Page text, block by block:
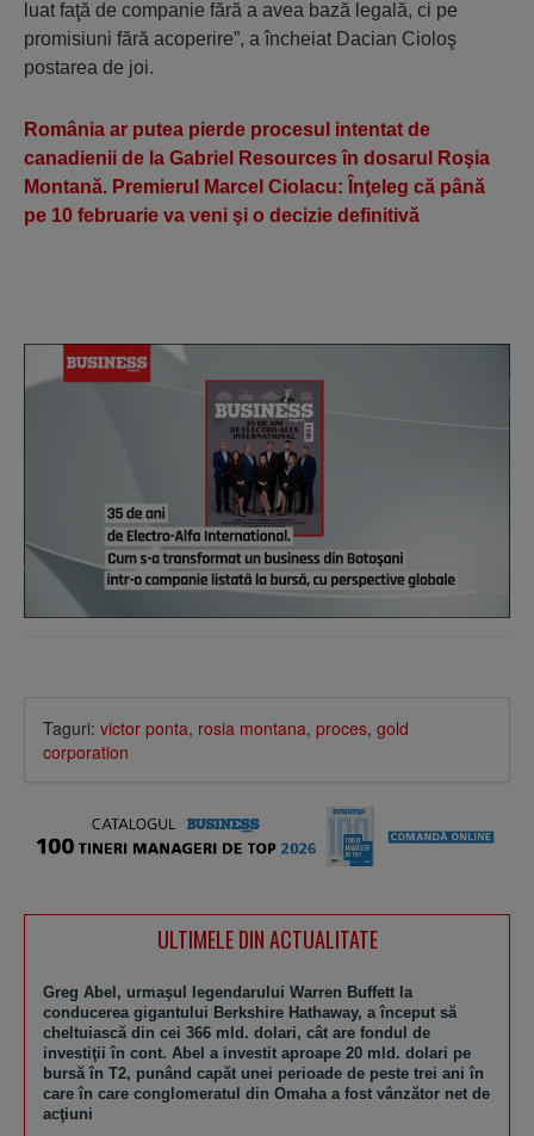
luat faţă de companie fără a avea bază legală, ci pe
promisiuni fără acoperire”, a încheiat Dacian Cioloş
postarea de joi.
România ar putea pierde procesul intentat de
canadienii de la Gabriel Resources în dosarul Roşia
Montană. Premierul Marcel Ciolacu: Înţeleg că până
pe 10 februarie va veni şi o decizie definitivă
Taguri: victor ponta, rosia montana, proces, gold
corporation
ULTIMELE DIN ACTUALITATE
Greg Abel, urmaşul legendarului Warren Buffett la
conducerea gigantului Berkshire Hathaway, a început să
cheltuiască din cei 366 mld. dolari, cât are fondul de
investiţii în cont. Abel a investit aproape 20 mld. dolari pe
bursă în T2, punând capăt unei perioade de peste trei ani în
care în care conglomeratul din Omaha a fost vânzător net de
acţiuni